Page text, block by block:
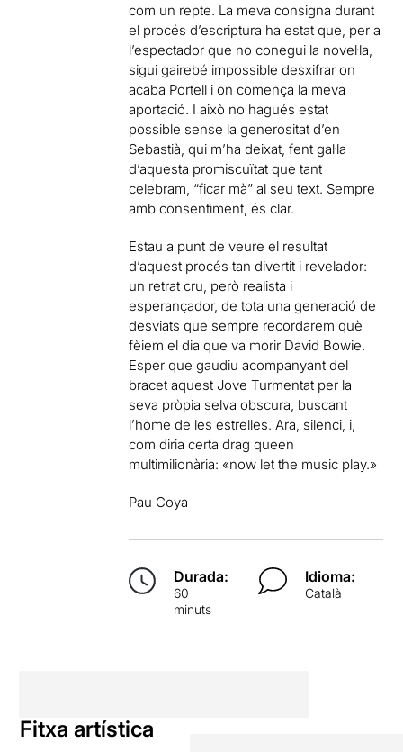
com un repte. La meva consigna durant
el procés d’escriptura ha estat que, per a
l’espectador que no conegui la noveŀla,
sigui gairebé impossible desxifrar on
acaba Portell i on comença la meva
aportació. I això no hagués estat
possible sense la generositat d’en
Sebastià, qui m’ha deixat, fent gaŀla
d’aquesta promiscuïtat que tant
celebram, “ficar mà” al seu text. Sempre
amb consentiment, és clar.
Estau a punt de veure el resultat
d’aquest procés tan divertit i revelador:
un retrat cru, però realista i
esperançador, de tota una generació de
desviats que sempre recordarem què
fèiem el dia que va morir David Bowie.
Esper que gaudiu acompanyant del
bracet aquest Jove Turmentat per la
seva pròpia selva obscura, buscant
l’home de les estrelles. Ara, silenci, i,
com diria certa drag queen
multimilionària: «now let the music play.»
Pau Coya
Durada:
60
minuts
Idioma:
Català
Fitxa artística